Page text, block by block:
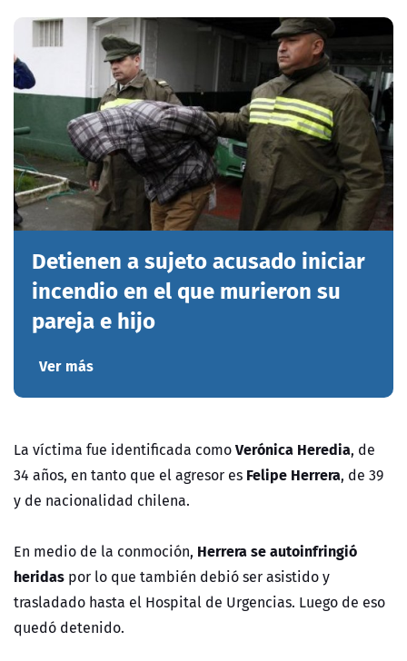
Detienen a sujeto acusado iniciar
incendio en el que murieron su
pareja e hijo
Ver más
La víctima fue identificada comoVerónica Heredia, de
34 años, en tanto que el agresor es Felipe Herrera, de 39
y de nacionalidad chilena.
En medio de la conmoción, Herrera se autoinfringió
heridas por lo que también debió ser asistido y
trasladado hasta el Hospital de Urgencias. Luego de eso
quedó detenido.